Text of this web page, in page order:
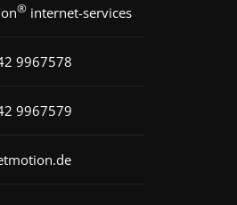
® internet-services
9967578
9967579